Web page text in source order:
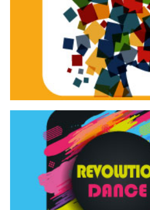
Tracce
Tracce Dinamiche è una
d’innovazione e
Continua
Revolution Dance
Rassegna di danza